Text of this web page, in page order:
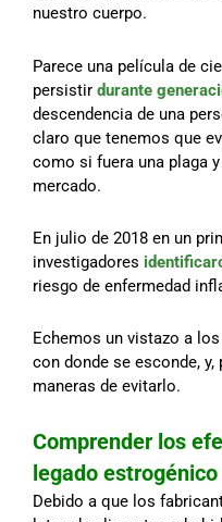
nuestro cuerpo.
Parece una película de
persistir durante
descendencia de una
claro que tenemos que
como si fuera una plaga
mercado.
En julio de 2018 en un
investigadores
riesgo de enfermedad
Echemos un vistazo a
con donde se esconde,
maneras de evitarlo.
Comprender los
legado estrogénico
Debido a que los